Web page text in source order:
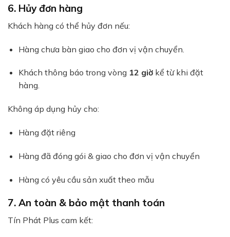
6. Hủy đơn hàng
Khách hàng có thể hủy đơn nếu:
Hàng chưa bàn giao cho đơn vị vận chuyển.
Khách thông báo trong vòng 12 giờkể từ khi đặt
hàng.
Không áp dụng hủy cho:
Hàng đặt riêng
Hàng đã đóng gói & giao cho đơn vị vận chuyển
Hàng có yêu cầu sản xuất theo mẫu
7. An toàn & bảo mật thanh toán
Tín Phát Plus cam kết: